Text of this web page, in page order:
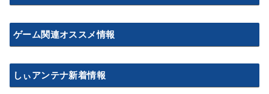
ゲーム関連オススメ情報
しぃアンテナ新着情報